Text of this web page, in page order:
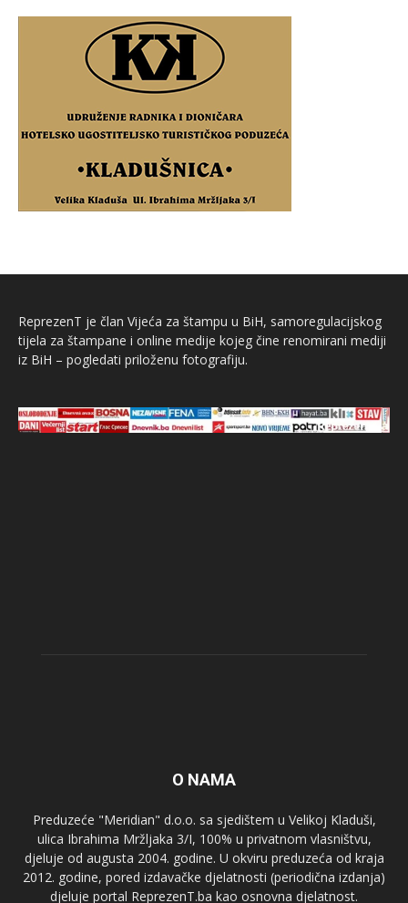
ReprezenT je član Vijeća za štampu u BiH, samoregulacijskog
tijela za štampane i online medije kojeg čine renomirani mediji
iz BiH – pogledati priloženu fotografiju.
O NAMA
Preduzeće "Meridian" d.o.o. sa sjedištem u Velikoj Kladuši,
ulica Ibrahima Mržljaka 3/I, 100% u privatnom vlasništvu,
djeluje od augusta 2004. godine. U okviru preduzeća od kraja
2012. godine, pored izdavačke djelatnosti (periodična izdanja)
djeluje portal ReprezenT.ba kao osnovna djelatnost.